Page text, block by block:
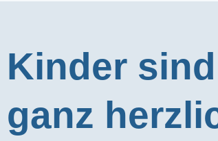
Kinder
ganz